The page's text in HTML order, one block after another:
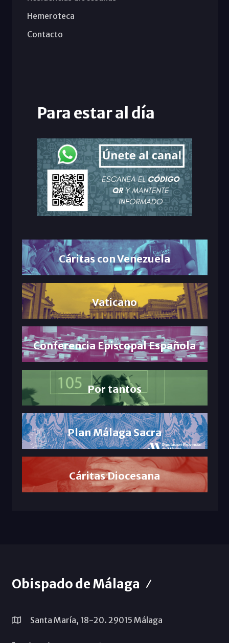
Hemeroteca
Contacto
Para estar al día
Cáritas con Venezuela
Vaticano
Conferencia Episcopal Española
Por tantos
Plan Málaga Sacra
Cáritas Diocesana
Obispado de Málaga
Santa María, 18-20. 29015 Málaga